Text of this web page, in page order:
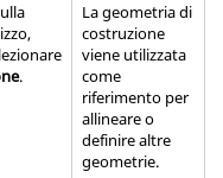
.
La geometria di
costruzione
viene utilizzata
come
riferimento per
allineare o
definire altre
geometrie.